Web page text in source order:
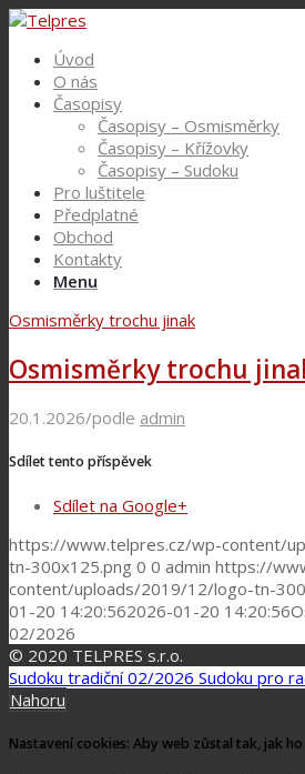
Úvod
O nás
Časopisy
Časopisy – Osmisměrky
Časopisy – Křížovky
Časopisy – Sudoku
Pro luštitele
Předplatné
Obchod
Kontakty
Menu
Osmisměrky trochu jinak
Osmisměrky trochu
20.1.2026/podle admin
Sdílet tento příspěvek
Sdílet na Google+
https://www.telpres.cz/wp-content/
tn-300x125.png 0 0 admin https://
content/uploads/2019/12/logo-tn-
01-20 14:20:562026-01-20 14:20:56
02/2026
© 2020 TELPRES s.r.o.
Sudoku tradiční 02/2026 Sudoku pro
Nahoru
Nastavení cookies: Aby web zůstal tak, jak